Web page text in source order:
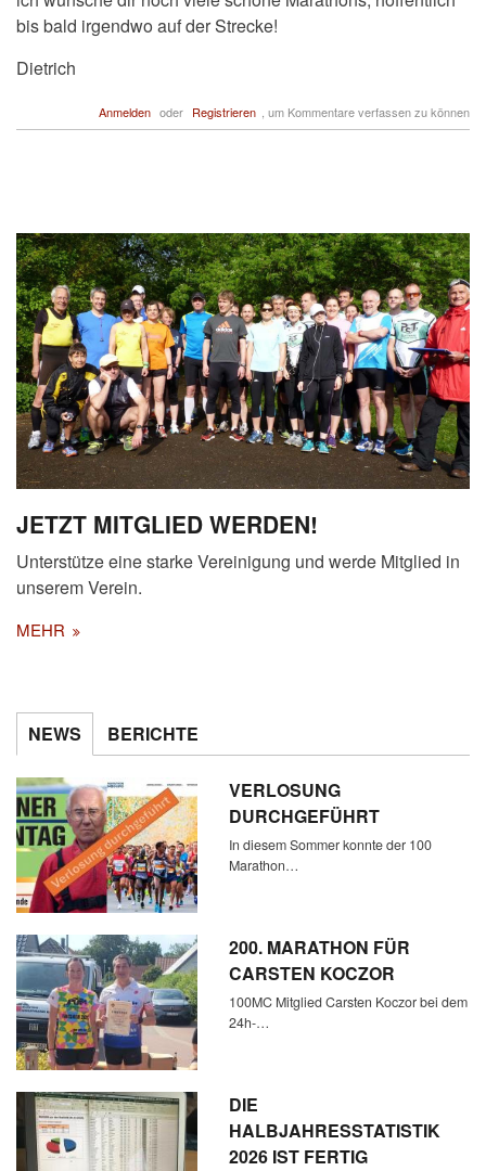
bis bald irgendwo auf der Strecke!
Dietrich
Anmelden oder Registrieren , um Kommentare verfassen zu können
JETZT MITGLIED WERDEN!
Unterstütze eine starke Vereinigung und werde Mitglied in
unserem Verein.
MEHR
NEWS BERICHTE
VERLOSUNG
DURCHGEFÜHRT
In diesem Sommer konnte der 100
Marathon…
200. MARATHON FÜR
CARSTEN KOCZOR
100MC Mitglied Carsten Koczor bei dem
24h-…
DIE
HALBJAHRESSTATISTIK
2026 IST FERTIG